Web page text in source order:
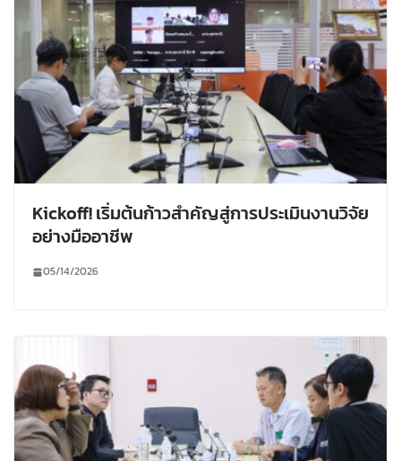
Kickoff! เริ่มต้นก้าวสำคัญสู่การประเมินงานวิจัย
อย่างมืออาชีพ
05/14/2026